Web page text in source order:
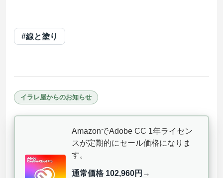
#線と塗り
イラレ屋からのお知らせ
AmazonでAdobe CC 1年ライセン
スが定期的にセール価格になりま
す。
通常価格 102,960円 →